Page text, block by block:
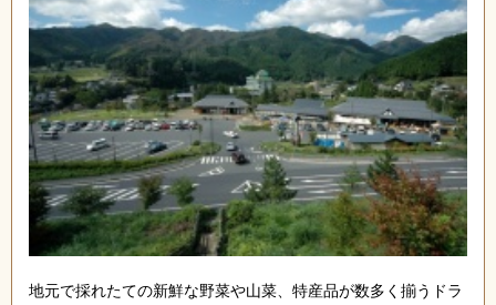
地元で採れたての新鮮な野菜や山菜、特産品が数多く揃うドラ